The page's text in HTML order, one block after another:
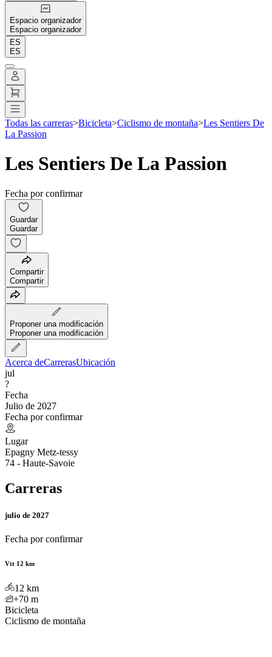
Espacio organizador
Espacio organizador
ES
ES
Todas las carreras>Bicicleta>Ciclismo de montaña>Les Sentiers De
La Passion
Les Sentiers De La Passion
Fecha por confirmar
Guardar
Guardar
Compartir
Compartir
Proponer una modificación
Proponer una modificación
Acerca deCarrerasUbicación
jul
?
Fecha
Julio de 2027
Fecha por confirmar
Lugar
Epagny Metz-tessy
74 - Haute-Savoie
Carreras
julio de 2027
Fecha por confirmar
Vtt 12 km
12 km
+70 m
Bicicleta
Ciclismo de montaña